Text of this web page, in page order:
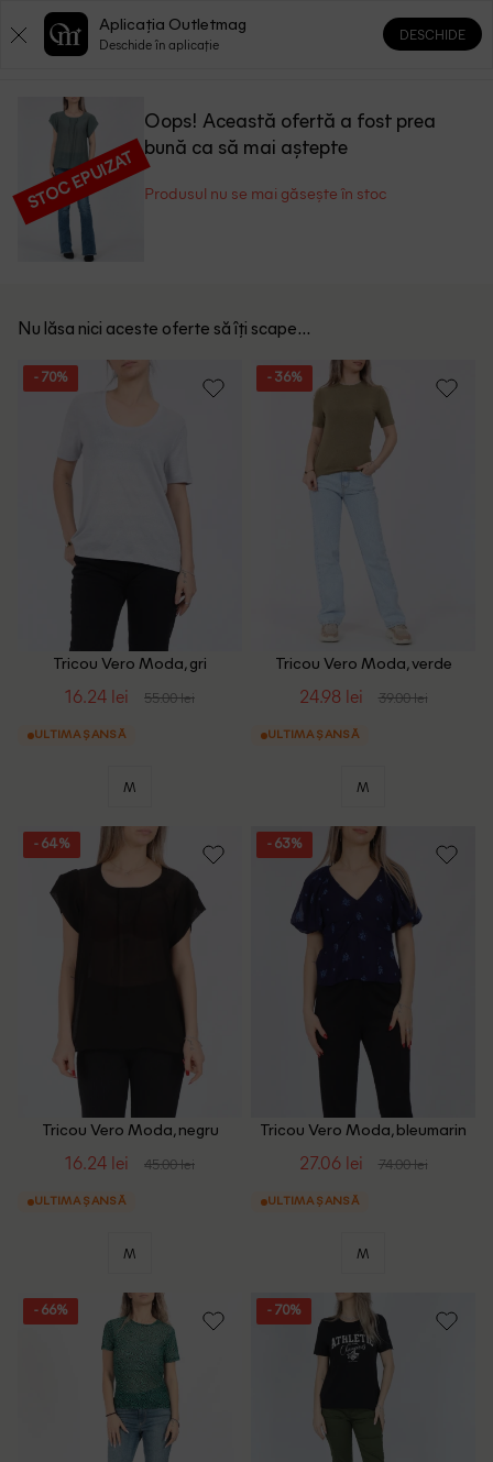
0 0
STOC EPUIZAT
Oops! Această ofertă a fost prea
bună ca să mai aștepte
Produsul nu se mai găsește în stoc
Nu lăsa nici aceste oferte să îți scape...
- 70%
Tricou Vero Moda, gri
16.24 lei 55.00 lei
ULTIMA ȘANSĂ
M
- 36%
Tricou Vero Moda, verde
24.98 lei 39.00 lei
ULTIMA ȘANSĂ
M
- 64%
Tricou Vero Moda, negru
16.24 lei 45.00 lei
ULTIMA ȘANSĂ
M
- 63%
Tricou Vero Moda, bleumarin
27.06 lei 74.00 lei
ULTIMA ȘANSĂ
M
- 66% - 70%
Aplicația Outletmag
Deschide în aplicație
DESCHIDE